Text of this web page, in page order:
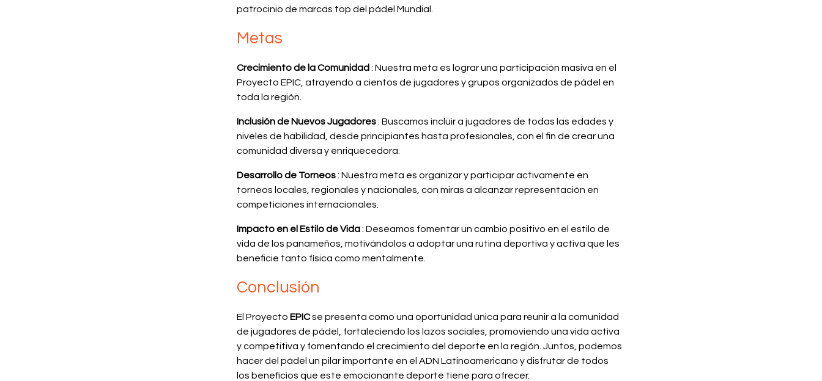
patrocinio de marcas top del pádel Mundial.
Metas
Crecimiento de la Comunidad : Nuestra meta es lograr una participación masiva en el
Proyecto EPIC, atrayendo a cientos de jugadores y grupos organizados de pádel en
toda la región.
Inclusión de Nuevos Jugadores: Buscamos incluir a jugadores de todas las edades y
niveles de habilidad, desde principiantes hasta profesionales, con el fin de crear una
comunidad diversa y enriquecedora.
Desarrollo de Torneos: Nuestra meta es organizar y participar activamente en
torneos locales, regionales y nacionales, con miras a alcanzar representación en
competiciones internacionales.
Impacto en el Estilo de Vida: Deseamos fomentar un cambio positivo en el estilo de
vida de los panameños, motivándolos a adoptar una rutina deportiva y activa que les
beneficie tanto física como mentalmente.
Conclusión
El Proyecto EPICse presenta como una oportunidad única para reunir a la comunidad
de jugadores de pádel, fortaleciendo los lazos sociales, promoviendo una vida activa
y competitiva y fomentando el crecimiento del deporte en la región. Juntos, podemos
hacer del pádel un pilar importante en el ADN Latinoamericano y disfrutar de todos
los beneficios que este emocionante deporte tiene para ofrecer.